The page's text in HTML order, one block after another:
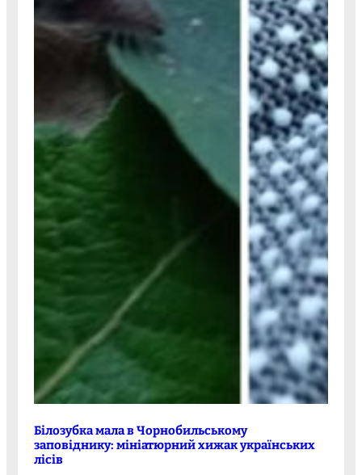
Білозубка мала в Чорнобильському
заповіднику: мініатюрний хижак українських
лісів